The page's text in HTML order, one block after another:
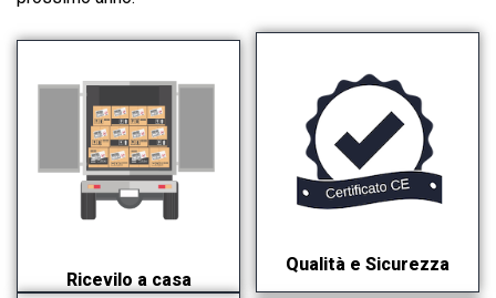
Ricevilo a casa
Qualità e Sicurezza